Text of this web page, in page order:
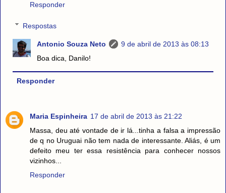
Responder
Respostas
Antonio Souza Neto
9 de abril de 2013 às 08:13
Boa dica, Danilo!
Responder
Maria Espinheira 17 de abril de 2013 às 21:22
Massa, deu até vontade de ir lá...tinha a falsa a impressão
de q no Uruguai não tem nada de interessante. Aliás, é um
defeito meu ter essa resistência para conhecer nossos
vizinhos...
Responder